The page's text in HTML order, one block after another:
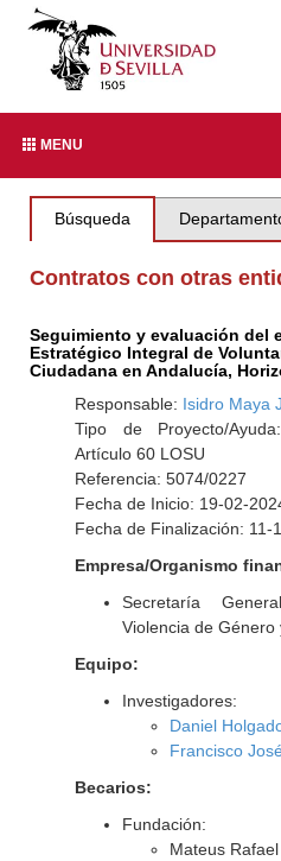
MENU
Búsqueda
Contratos con otras
Seguimiento y evaluación del
Estratégico Integral de
Ciudadana en Andalucía,
Responsable: Isidro Maya
Tipo de Proyecto/
Artículo 60 LOSU
Referencia: 5074/0227
Fecha de Inicio: 19-02-
Fecha de Finalización: 11-
Empresa/Organismo
Secretaría
Violencia de Género
Equipo:
Investigadores:
Daniel
Francisco
Becarios:
Fundación:
Mateus